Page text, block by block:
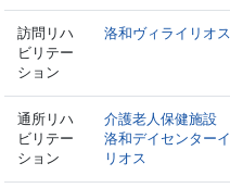
訪問リハ
ビリテー
ション
洛和ヴィライリオス
通所リハ
ビリテー
ション
介護老人保健施設
洛和デイセンターイ
リオス